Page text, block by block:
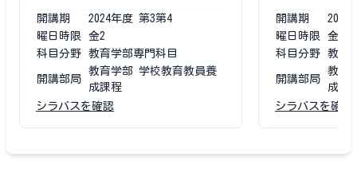
開講期 2024年度 第3第4
曜日時限
金2
科目分野
教育学部専門科目
開講部局
教育学部 学校教育教員養
成課程
シラバスを確認
開講期 2023
曜日時限
金2
科目分野
教育
開講部局
教育
成課
シラバスを確認